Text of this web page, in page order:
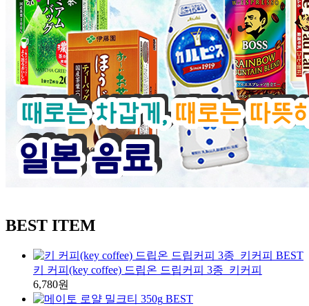
BEST ITEM
BEST
키 커피(key coffee) 드립온 드립커피 3종_키커피
6,780원
BEST